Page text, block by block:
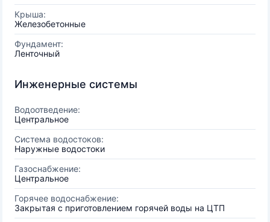
Крыша:
Железобетонные
Фундамент:
Ленточный
Инженерные системы
Водоотведение:
Центральное
Система водостоков:
Наружные водостоки
Газоснабжение:
Центральное
Горячее водоснабжение:
Закрытая с приготовлением горячей воды на ЦТП